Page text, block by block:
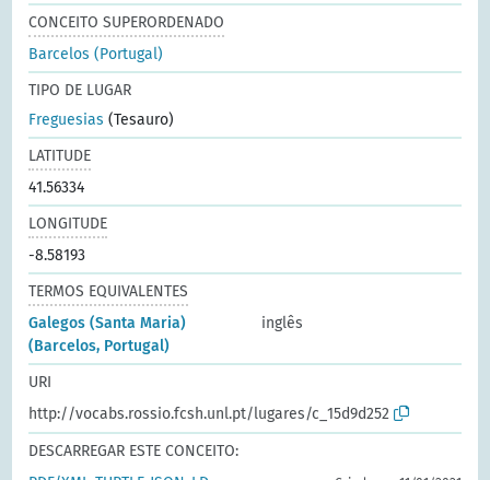
CONCEITO SUPERORDENADO
Barcelos (Portugal)
TIPO DE LUGAR
Freguesias (Tesauro)
LATITUDE
41.56334
LONGITUDE
-8.58193
TERMOS EQUIVALENTES
Galegos (Santa Maria)
(Barcelos, Portugal)
inglês
URI
http://vocabs.rossio.fcsh.unl.pt/lugares/c_15d9d252
DESCARREGAR ESTE CONCEITO: